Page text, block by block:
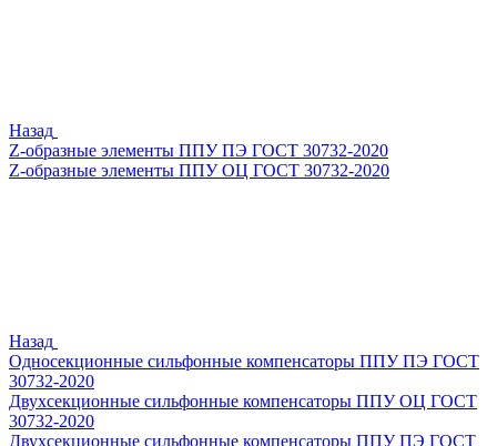
Назад
Z-образные элементы ППУ ПЭ ГОСТ 30732-2020
Z-образные элементы ППУ ОЦ ГОСТ 30732-2020
Назад
Односекционные сильфонные компенсаторы ППУ ПЭ ГОСТ
30732-2020
Двухсекционные сильфонные компенсаторы ППУ ОЦ ГОСТ
30732-2020
Двухсекционные сильфонные компенсаторы ППУ ПЭ ГОСТ